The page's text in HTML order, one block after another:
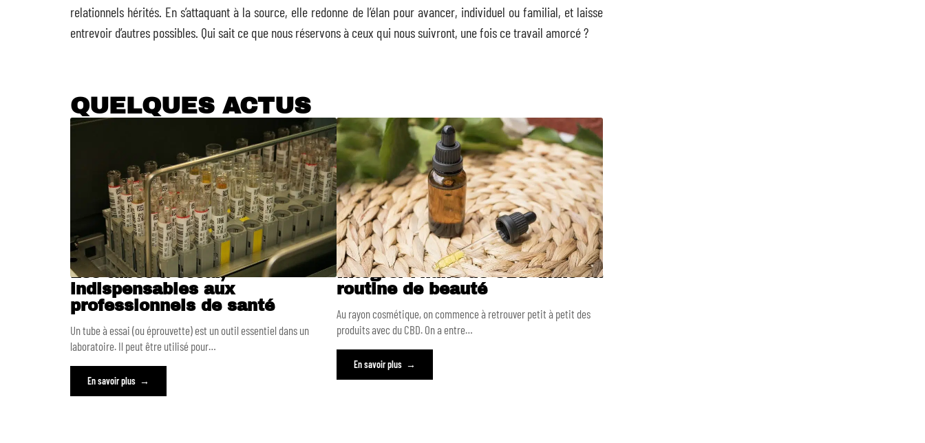
relationnels hérités. En s’attaquant à la source, elle redonne de l’élan pour avancer, individuel ou familial, et laisse
entrevoir d’autres possibles. Qui sait ce que nous réservons à ceux qui nous suivront, une fois ce travail amorcé ?
QUELQUES ACTUS
Les tubes à essai,
indispensables aux
professionnels de santé
Un tube à essai (ou éprouvette) est un outil essentiel dans un
laboratoire. Il peut être utilisé pour…
En savoir plus
Intégrer l’huile de CBD dans sa
routine de beauté
Au rayon cosmétique, on commence à retrouver petit à petit des
produits avec du CBD. On a entre…
En savoir plus